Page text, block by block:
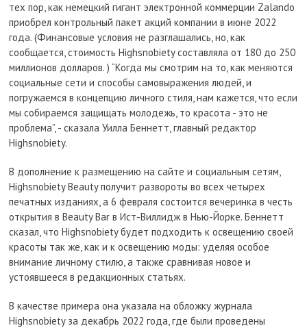
тех пор, как немецкий гигант электронной коммерции Zalando
приобрел контрольный пакет акций компании в июне 2022
года. (Финансовые условия не разглашались, но, как
сообщается, стоимость Highsnobiety составляла от 180 до 250
миллионов долларов. ) “Когда мы смотрим на то, как меняются
социальные сети и способы самовыражения людей, и
погружаемся в концепцию личного стиля, нам кажется, что если
мы собираемся защищать молодежь, то красота - это не
проблема”, - сказала Уилла Беннетт, главный редактор
Highsnobiety.
В дополнение к размещению на сайте и социальным сетям,
Highsnobiety Beauty получит развороты во всех четырех
печатных изданиях, а 6 февраля состоится вечеринка в честь
открытия в Beauty Bar в Ист-Виллидж в Нью-Йорке. Беннетт
сказал, что Highsnobiety будет подходить к освещению своей
красоты так же, как и к освещению моды: уделяя особое
внимание личному стилю, а также сравнивая новое и
устоявшееся в редакционных статьях.
В качестве примера она указала на обложку журнала
Highsnobiety за декабрь 2022 года, где были проведены